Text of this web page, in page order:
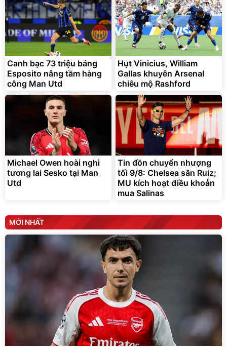
Lót ghế ôtô, nâng lưng
chống nóng giúp thoải mái
trong di chuyển
295.000đ
Đã bán nhiều
Canh bạc 73 triệu bảng
Esposito nâng tầm hàng
công Man Utd
Hụt Vinicius, William
Gallas khuyên Arsenal
chiêu mộ Rashford
Michael Owen hoài nghi
tương lai Sesko tại Man
Utd
Tin đồn chuyển nhượng
tối 9/8: Chelsea săn Ruiz;
MU kích hoạt điều khoản
mua Salinas
MỚI NHẤT